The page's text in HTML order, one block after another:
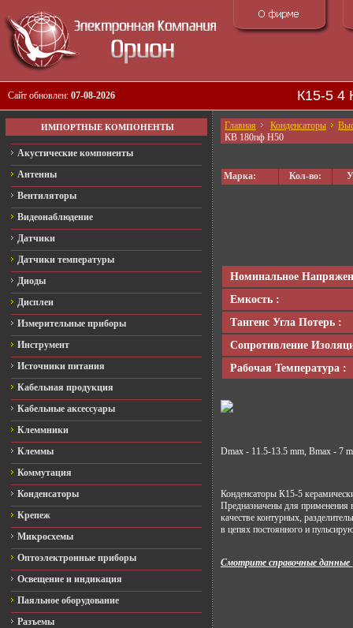
Сайт обновлен: 07-08-2026 К15-5 4
ИМПОРТНЫЕ КОМПОНЕНТЫ
Акустические компоненты
Антенны
Вентиляторы
Видеонаблюдение
Датчики
Датчики температуры
Диоды
Дисплеи
Измерительные приборы
Инструмент
Источники питания
Кабельная продукция
Кабельные аксессуары
Клеммники
Клеммы
Коммутация
Конденсаторы
Крепеж
Микросхемы
Оптоэлектронные приборы
Освещение и индикация
Паяльное оборудование
Разъемы
Главная Конденсаторы
КВ 180пф Н50
Марка: Кол-во:
Номинальное
Емкость :
Тангенс Угла Потерь :
Сопротивление
Рабочая Температура :
Dmax - 11.5-13.5 mm, Bmax - 7
Конденсаторы К15-5
Предназначены для применения
качестве контурных,
в цепях постоянного и
Смотрите справочные данные